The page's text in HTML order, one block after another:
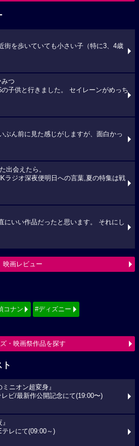
街を歩いていても小さい子（特に3、4歳
つ
子供と行きました。 セイレーンがめっち
ぶん前に見た感じがしますが、面白かっ
出会えたら。
ラジオ深夜便明日への言葉,夏の特集は戦
にいい作品だったと思います。 それにし
映画レビュー
コナン #ディズニー
・映画祭作品を探す
ミニオン超変身』
ビ/最新作公開記念にて(19:00〜)
レにて(09:00～)